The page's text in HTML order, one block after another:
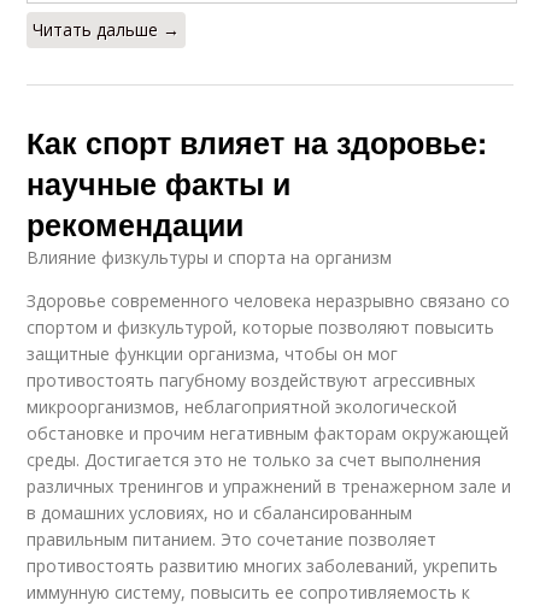
Читать дальше →
Как спорт влияет на здоровье:
научные факты и
рекомендации
Влияние физкультуры и спорта на организм
Здоровье современного человека неразрывно связано со
спортом и физкультурой, которые позволяют повысить
защитные функции организма, чтобы он мог
противостоять пагубному воздействуют агрессивных
микроорганизмов, неблагоприятной экологической
обстановке и прочим негативным факторам окружающей
среды. Достигается это не только за счет выполнения
различных тренингов и упражнений в тренажерном зале и
в домашних условиях, но и сбалансированным
правильным питанием. Это сочетание позволяет
противостоять развитию многих заболеваний, укрепить
иммунную систему, повысить ее сопротивляемость к